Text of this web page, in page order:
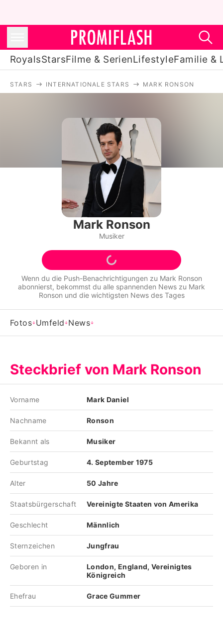
RoyalsStarsFilme & SerienLifestyleFamilie &
Filme & Serien
Lifestyle
Familie & Liebe
Promiflash Exklusiv
Alle Themen auf Promiflash
Jobs
App runterladen
Team
Impressum
Nutzungsbedingungen
Utiq verwalten
STARS INTERNATIONALE STARS MARK RONSON
Mark Ronson
Musiker
Wenn du die Push-Benachrichtigungen zu Mark Ronson
abonnierst, bekommst du alle spannenden News zu Mark
Ronson und die wichtigsten News des Tages
Fotos Umfeld News
Steckbrief von Mark Ronson
Vorname Mark Daniel
Nachname Ronson
Bekannt als Musiker
Geburtstag 4. September 1975
Alter 50 Jahre
Staatsbürgerschaft Vereinigte Staaten von Amerika
Geschlecht Männlich
Sternzeichen Jungfrau
Geboren in
London, England, Vereinigtes
Königreich
Ehefrau Grace Gummer